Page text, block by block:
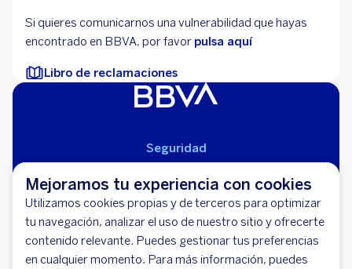
Mejoramos tu experiencia con cookies
Utilizamos cookies propias y de terceros para optimizar
tu navegación, analizar el uso de nuestro sitio y ofrecerte
contenido relevante. Puedes gestionar tus preferencias
en cualquier momento. Para más información, puedes
Si quieres comunicarnos una vulnerabilidad que hayas
encontrado en BBVA, por favor pulsa aquí
Libro de reclamaciones
Seguridad
Aviso Legal
Cláusulas Generales de Contratación
Mapa del Sitio
Libro de Reclamaciones
Llámanos (01) 595-0000
Banco BBVA Perú - RUC 20100130204